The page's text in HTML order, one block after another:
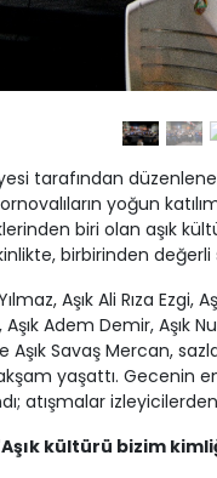
tarafından
yoğun
biri olan aşık
birbirinden değerli
Aşık Ali Rıza Ezgi,
Adem Demir, Aşık
Aşık Savaş Mercan,
yaşattı. Gecenin en
atışmalar
kültürü bizim